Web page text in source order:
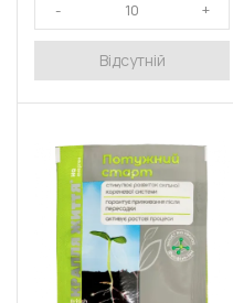
Відсутній